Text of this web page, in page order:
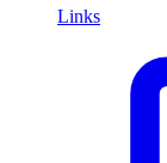
Links